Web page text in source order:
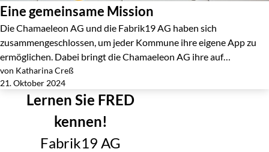
Eine gemeinsame Mission
Die Chamaeleon AG und die Fabrik19 AG haben sich
zusammengeschlossen, um jeder Kommune ihre eigene App zu
ermöglichen. Dabei bringt die Chamaeleon AG ihre auf…
von Katharina Creß
21. Oktober 2024
Lernen Sie FRED
kennen!
Fabrik19 AG